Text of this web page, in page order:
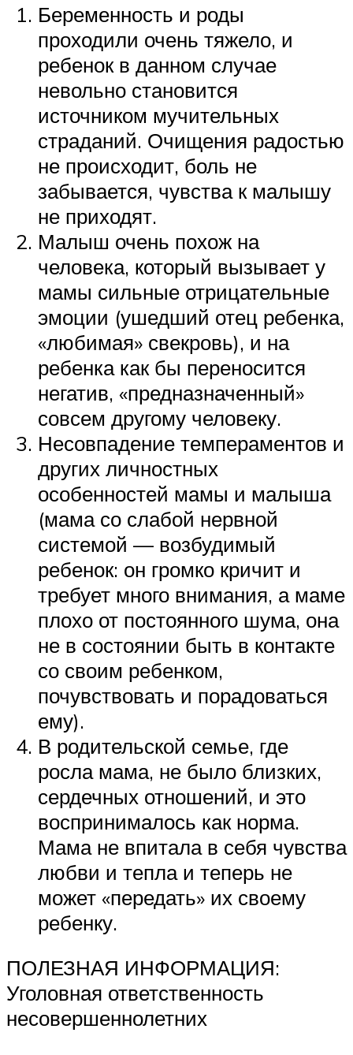
Беременность и роды
проходили очень тяжело, и
ребенок в данном случае
невольно становится
источником мучительных
страданий. Очищения радостью
не происходит, боль не
забывается, чувства к малышу
не приходят.
Малыш очень похож на
человека, который вызывает у
мамы сильные отрицательные
эмоции (ушедший отец ребенка,
«любимая» свекровь), и на
ребенка как бы переносится
негатив, «предназначенный»
совсем другому человеку.
Несовпадение темпераментов и
других личностных
особенностей мамы и малыша
(мама со слабой нервной
системой — возбудимый
ребенок: он громко кричит и
требует много внимания, а маме
плохо от постоянного шума, она
не в состоянии быть в контакте
со своим ребенком,
почувствовать и порадоваться
ему).
В родительской семье, где
росла мама, не было близких,
сердечных отношений, и это
воспринималось как норма.
Мама не впитала в себя чувства
любви и тепла и теперь не
может «передать» их своему
ребенку.
ПОЛЕЗНАЯ ИНФОРМАЦИЯ:
Уголовная ответственность
несовершеннолетних